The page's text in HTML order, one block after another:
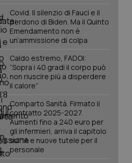
Covid. Il silenzio di Fauci e il
perdono di Biden. Ma il Quinto
Emendamento non è
un’ammissione di colpa
Caldo estremo, FADOI:
“Sopra i 40 gradi il corpo può
non riuscire più a disperdere
il calore”
Comparto Sanità. Firmato il
contratto 2025-2027.
Aumenti fino a 240 euro per
gli infermieri, arriva il capitolo
sull'IA e nuove tutele per il
personale